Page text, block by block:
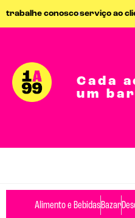
trabalhe conoscoserviço ao
Cada
um
Alimento e BebidasBazar